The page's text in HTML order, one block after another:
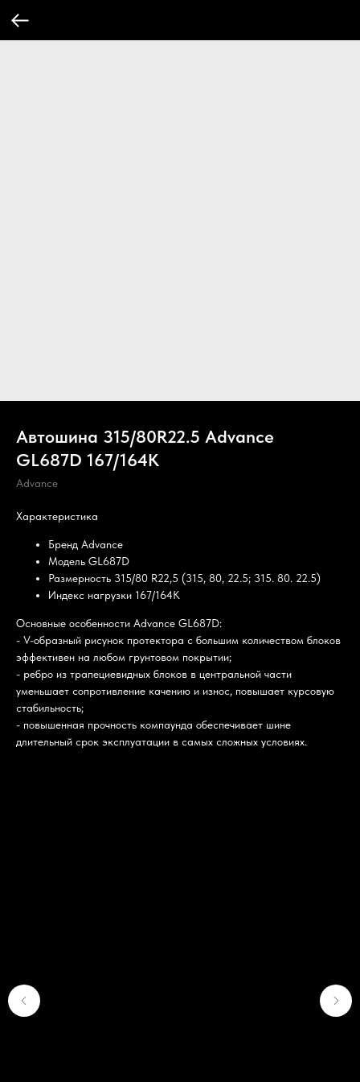
Автошина 315/80R22.5 Advance
GL687D 167/164K
Advance
Характеристика
Бренд Advance
Модель GL687D
Размерность 315/80 R22,5 (315, 80, 22.5; 315. 80. 22.5)
Индекс нагрузки 167/164K
Основные особенности Advance GL687D:
- V-образный рисунок протектора с большим количеством блоков
эффективен на любом грунтовом покрытии;
- ребро из трапециевидных блоков в центральной части
уменьшает сопротивление качению и износ, повышает курсовую
стабильность;
- повышенная прочность компаунда обеспечивает шине
длительный срок эксплуатации в самых сложных условиях.